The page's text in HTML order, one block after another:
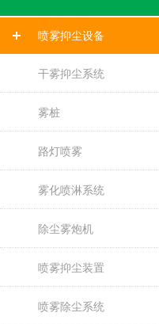
喷雾抑尘设备
干雾抑尘系统
雾桩
路灯喷雾
雾化喷淋系统
除尘雾炮机
喷雾抑尘装置
喷雾除尘系统